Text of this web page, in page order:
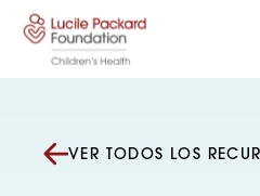
Saltar al contenido
VER TODOS LOS